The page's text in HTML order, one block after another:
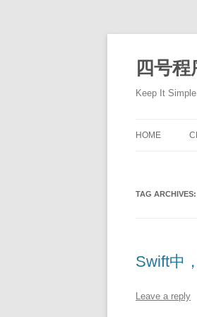
content
四号程
Keep It
HOME
TAG ARCHIVES:
Swift中
Leave a reply